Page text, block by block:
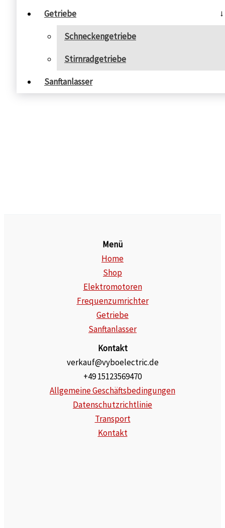
Getriebe
Schneckengetriebe
Stirnradgetriebe
Sanftanlasser
Menü
Home
Shop
Elektromotoren
Frequenzumrichter
Getriebe
Sanftanlasser
Kontakt
verkauf@vyboelectric.de
+49 15123569470
Allgemeine Geschäftsbedingungen
Datenschutzrichtlinie
Transport
Kontakt